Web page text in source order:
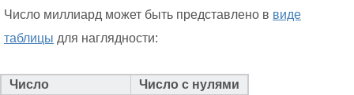
Число миллиард может быть представлено в виде
таблицы для наглядности:
Число
Число с нулями